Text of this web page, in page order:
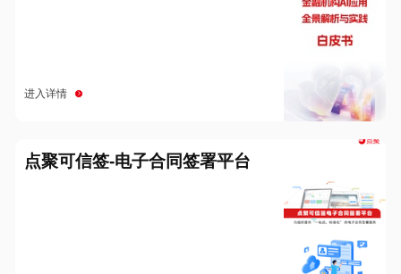
进入详情
点聚可信签-电子合同签署平台